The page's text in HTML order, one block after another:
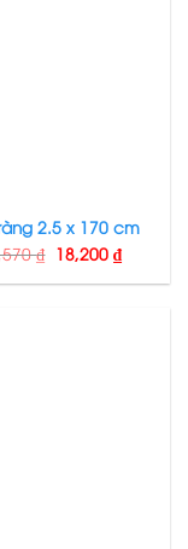
2.5 x 170 cm
₫ 18,200 ₫